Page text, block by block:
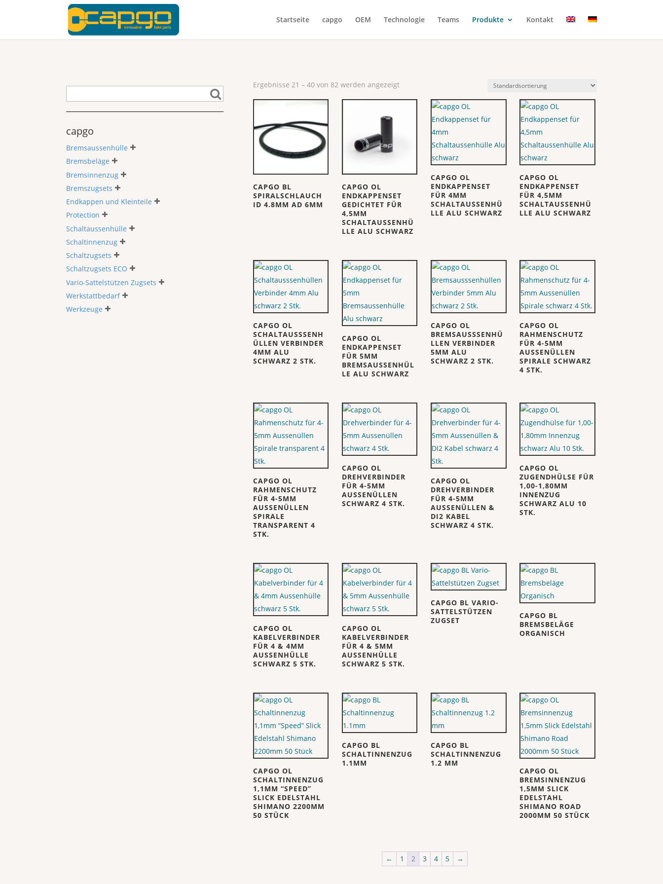
Startseite capgo OEM Technologie Teams Produkte Kontakt
capgo
Bremsaussenhülle
Bremsbeläge
Bremsinnenzug
Bremszugsets
Endkappen und Kleinteile
Protection
Schaltaussenhülle
Schaltinnenzug
Schaltzugsets
Schaltzugsets ECO
Vario-Sattelstützen Zugsets
Werkstattbedarf
Werkzeuge
Ergebnisse 21 – 40 von 82 werden angezeigt
CAPGO BL
SPIRALSCHLAUCH
ID 4.8MM AD 6MM
CAPGO OL
ENDKAPPENSET
GEDICHTET FÜR
4,5MM
SCHALTAUSSENHÜ
LLE ALU SCHWARZ
CAPGO OL
ENDKAPPENSET
FÜR 4MM
SCHALTAUSSENHÜ
LLE ALU SCHWARZ
CAPGO OL
ENDKAPPENSET
FÜR 4,5MM
SCHALTAUSSENHÜ
LLE ALU SCHWARZ
CAPGO OL
SCHALTAUSSSENH
ÜLLEN VERBINDER
4MM ALU
SCHWARZ 2 STK.
CAPGO OL
ENDKAPPENSET
FÜR 5MM
BREMSAUSSENHÜL
LE ALU SCHWARZ
CAPGO OL
BREMSAUSSSENHÜ
LLEN VERBINDER
5MM ALU
SCHWARZ 2 STK.
CAPGO OL
RAHMENSCHUTZ
FÜR 4-5MM
AUSSENÜLLEN
SPIRALE SCHWARZ
4 STK.
CAPGO OL
RAHMENSCHUTZ
FÜR 4-5MM
AUSSENÜLLEN
SPIRALE
TRANSPARENT 4
STK.
CAPGO OL
DREHVERBINDER
FÜR 4-5MM
AUSSENÜLLEN
SCHWARZ 4 STK.
CAPGO OL
DREHVERBINDER
FÜR 4-5MM
AUSSENÜLLEN &
DI2 KABEL
SCHWARZ 4 STK.
CAPGO OL
ZUGENDHÜLSE FÜR
1,00-1,80MM
INNENZUG
SCHWARZ ALU 10
STK.
CAPGO OL
KABELVERBINDER
FÜR 4 & 4MM
AUSSENHÜLLE
SCHWARZ 5 STK.
CAPGO OL
KABELVERBINDER
FÜR 4 & 5MM
AUSSENHÜLLE
SCHWARZ 5 STK.
CAPGO BL VARIO-
SATTELSTÜTZEN
ZUGSET
CAPGO BL
BREMSBELÄGE
ORGANISCH
CAPGO OL
SCHALTINNENZUG
1,1MM “SPEED”
SLICK EDELSTAHL
SHIMANO 2200MM
50 STÜCK
CAPGO BL
SCHALTINNENZUG
1.1MM
CAPGO BL
SCHALTINNENZUG
1.2 MM
CAPGO OL
BREMSINNENZUG
1,5MM SLICK
EDELSTAHL
SHIMANO ROAD
2000MM 50 STÜCK
← 1 2 3 4 5 →